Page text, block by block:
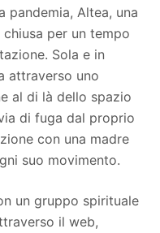
pandemia, Altea, una
per un tempo
Sola e in
attraverso uno
al di là dello spazio
di fuga dal proprio
con una madre
suo movimento.
un gruppo spirituale
il web,